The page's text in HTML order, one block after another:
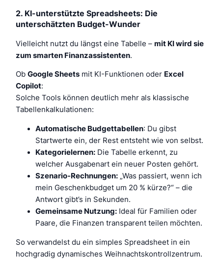
2. KI-unterstützte Spreadsheets: Die
unterschätzten Budget-Wunder
Vielleicht nutzt du längst eine Tabelle – mit KI wird sie
zum smarten Finanzassistenten.
Ob Google Sheets mit KI-Funktionen oder Excel
Copilot:
Solche Tools können deutlich mehr als klassische
Tabellenkalkulationen:
Automatische Budgettabellen: Du gibst
Startwerte ein, der Rest entsteht wie von selbst.
Kategorielernen: Die Tabelle erkennt, zu
welcher Ausgabenart ein neuer Posten gehört.
Szenario-Rechnungen: „Was passiert, wenn ich
mein Geschenkbudget um 20 % kürze?“ – die
Antwort gibt’s in Sekunden.
Gemeinsame Nutzung: Ideal für Familien oder
Paare, die Finanzen transparent teilen möchten.
So verwandelst du ein simples Spreadsheet in ein
hochgradig dynamisches Weihnachtskontrollzentrum.